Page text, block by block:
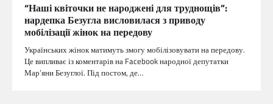
“Наші квіточки не народжені для труднощів”:
нардепка Безугла висловилася з приводу
мобілізації жінок на передову
Українських жінок матимуть змогу мобілізовувати на передову.
Це випливає із коментарів на Facebook народної депутатки
Мар’яни Безуглої. Під постом, де…